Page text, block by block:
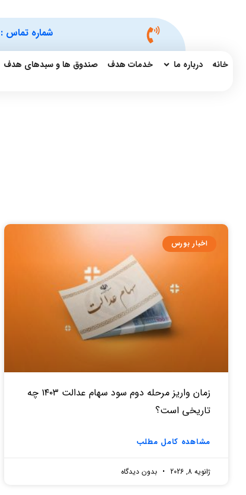
شماره تماس :
خانه درباره ما خدمات هدف صندوق ها و سبدهای هدف
اخبار بورس
زمان واریز مرحله دوم سود سهام عدالت ۱۴۰۳ چه
تاریخی است؟
مشاهده کامل مطلب
ژانویه 8, 2026 بدون دیدگاه